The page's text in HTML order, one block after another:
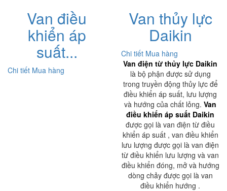
Van điều
khiển áp
suất...
Chi tiết Mua hàng
Van thủy lực
Daikin
Chi tiết Mua hàng
Van điện từ thủy lực Daikin
là bộ phận được sử dụng
trong truyền động thủy lực để
điều khiển áp suất, lưu lượng
và hướng của chất lỏng. Van
điều khiển áp suất Daikin
được gọi là van điện từ điều
khiển áp suất , van điều khiển
lưu lượng được gọi là van điện
từ điều khiển lưu lượng và van
điều khiển đóng, mở và hướng
dòng chảy được gọi là van
điều khiển hướng .